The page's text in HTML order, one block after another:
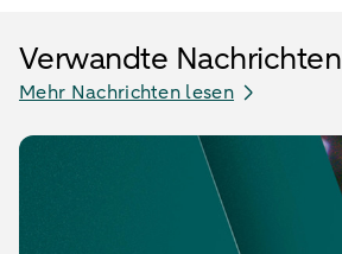
Verwandte Nachrichten
Mehr Nachrichten lesen